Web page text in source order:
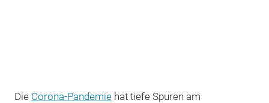
Die Corona-Pandemiehat tiefe Spuren am